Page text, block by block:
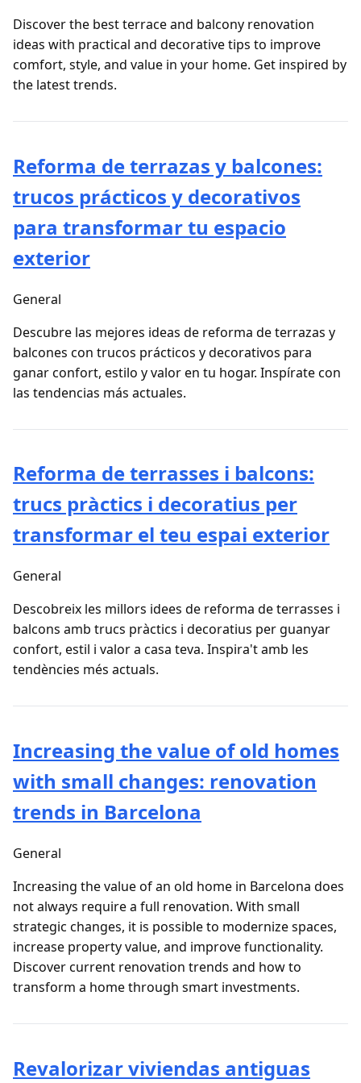
Discover the best terrace and balcony renovation
ideas with practical and decorative tips to improve
comfort, style, and value in your home. Get inspired by
the latest trends.
Reforma de terrazas y balcones:
trucos prácticos y decorativos
para transformar tu espacio
exterior
General
Descubre las mejores ideas de reforma de terrazas y
balcones con trucos prácticos y decorativos para
ganar confort, estilo y valor en tu hogar. Inspírate con
las tendencias más actuales.
Reforma de terrasses i balcons:
trucs pràctics i decoratius per
transformar el teu espai exterior
General
Descobreix les millors idees de reforma de terrasses i
balcons amb trucs pràctics i decoratius per guanyar
confort, estil i valor a casa teva. Inspira't amb les
tendències més actuals.
Increasing the value of old homes
with small changes: renovation
trends in Barcelona
General
Increasing the value of an old home in Barcelona does
not always require a full renovation. With small
strategic changes, it is possible to modernize spaces,
increase property value, and improve functionality.
Discover current renovation trends and how to
transform a home through smart investments.
Revalorizar viviendas antiguas